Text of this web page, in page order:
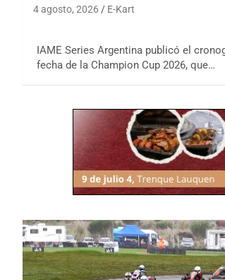
4 agosto, 2026 E-Kart
IAME Series Argentina publicó el
fecha de la Champion Cup 2026, que…